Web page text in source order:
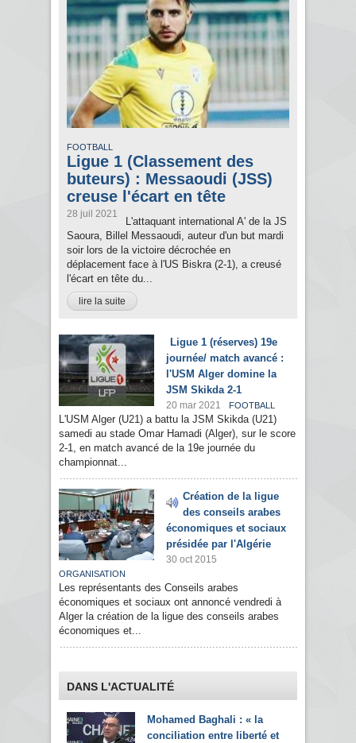
FOOTBALL
Ligue 1 (Classement des
buteurs) : Messaoudi (JSS)
creuse l'écart en tête
28 juil 2021
L'attaquant international A' de la JS
Saoura, Billel Messaoudi, auteur d'un but mardi
soir lors de la victoire décrochée en
déplacement face à l'US Biskra (2-1), a creusé
l'écart en tête du...
lire la suite
Ligue 1 (réserves) 19e
journée/ match avancé :
l'USM Alger domine la
JSM Skikda 2-1
20 mar 2021 FOOTBALL
L'USM Alger (U21) a battu la JSM Skikda (U21)
samedi au stade Omar Hamadi (Alger), sur le score
2-1, en match avancé de la 19e journée du
championnat...
Création de la ligue
des conseils arabes
économiques et sociaux
présidée par l'Algérie
30 oct 2015
ORGANISATION
Les représentants des Conseils arabes
économiques et sociaux ont annoncé vendredi à
Alger la création de la ligue des conseils arabes
économiques et...
DANS L'ACTUALITÉ
Mohamed Baghali : « la
conciliation entre liberté et